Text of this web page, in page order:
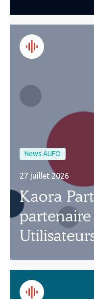
News AUFO
27 juillet 2026
Kaora